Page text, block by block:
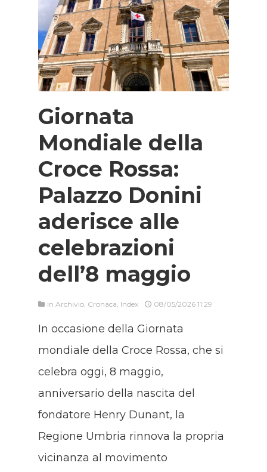
Giornata
Mondiale della
Croce Rossa:
Palazzo Donini
aderisce alle
celebrazioni
dell’8 maggio
in Archivio, Cronaca, Index 08/05/2026 11:29
In occasione della Giornata
mondiale della Croce Rossa, che si
celebra oggi, 8 maggio,
anniversario della nascita del
fondatore Henry Dunant, la
Regione Umbria rinnova la propria
vicinanza al movimento